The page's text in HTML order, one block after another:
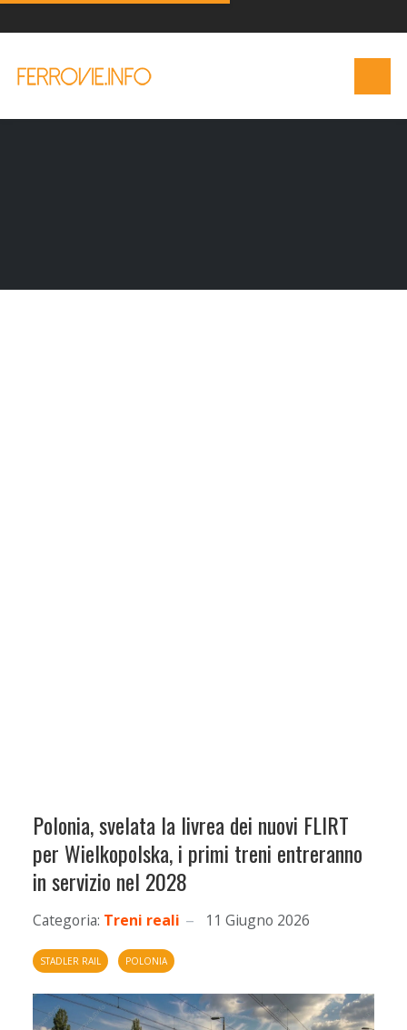
Polonia, svelata la livrea dei nuovi FLIRT
per Wielkopolska, i primi treni entreranno
in servizio nel 2028
Categoria: Treni reali 11 Giugno 2026
STADLER RAIL POLONIA